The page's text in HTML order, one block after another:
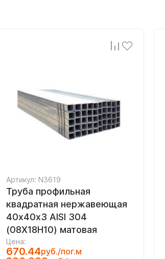
Артикул: N3619
Труба профильная
квадратная нержавеющая
40х40х3 AISI 304
(08Х18Н10) матовая
Цена:
670.44руб./пог.м